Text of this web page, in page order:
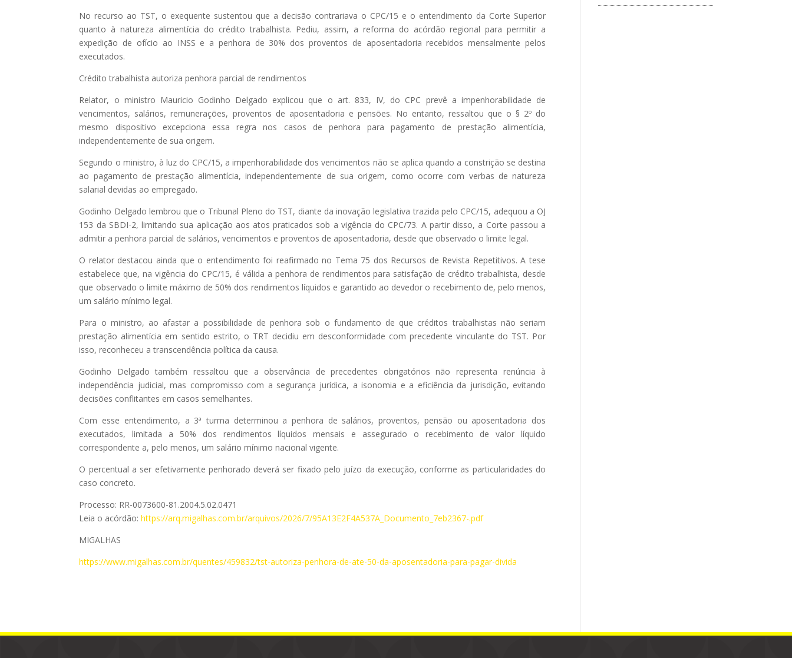
No recurso ao TST, o exequente sustentou que a decisão contrariava o CPC/15 e o entendimento da Corte Superior
quanto à natureza alimentícia do crédito trabalhista. Pediu, assim, a reforma do acórdão regional para permitir a
expedição de ofício ao INSS e a penhora de 30% dos proventos de aposentadoria recebidos mensalmente pelos
executados.
Crédito trabalhista autoriza penhora parcial de rendimentos
Relator, o ministro Mauricio Godinho Delgado explicou que o art. 833, IV, do CPC prevê a impenhorabilidade de
vencimentos, salários, remunerações, proventos de aposentadoria e pensões. No entanto, ressaltou que o § 2º do
mesmo dispositivo excepciona essa regra nos casos de penhora para pagamento de prestação alimentícia,
independentemente de sua origem.
Segundo o ministro, à luz do CPC/15, a impenhorabilidade dos vencimentos não se aplica quando a constrição se destina
ao pagamento de prestação alimentícia, independentemente de sua origem, como ocorre com verbas de natureza
salarial devidas ao empregado.
Godinho Delgado lembrou que o Tribunal Pleno do TST, diante da inovação legislativa trazida pelo CPC/15, adequou a OJ
153 da SBDI-2, limitando sua aplicação aos atos praticados sob a vigência do CPC/73. A partir disso, a Corte passou a
admitir a penhora parcial de salários, vencimentos e proventos de aposentadoria, desde que observado o limite legal.
O relator destacou ainda que o entendimento foi reafirmado no Tema 75 dos Recursos de Revista Repetitivos. A tese
estabelece que, na vigência do CPC/15, é válida a penhora de rendimentos para satisfação de crédito trabalhista, desde
que observado o limite máximo de 50% dos rendimentos líquidos e garantido ao devedor o recebimento de, pelo menos,
um salário mínimo legal.
Para o ministro, ao afastar a possibilidade de penhora sob o fundamento de que créditos trabalhistas não seriam
prestação alimentícia em sentido estrito, o TRT decidiu em desconformidade com precedente vinculante do TST. Por
isso, reconheceu a transcendência política da causa.
Godinho Delgado também ressaltou que a observância de precedentes obrigatórios não representa renúncia à
independência judicial, mas compromisso com a segurança jurídica, a isonomia e a eficiência da jurisdição, evitando
decisões conflitantes em casos semelhantes.
Com esse entendimento, a 3ª turma determinou a penhora de salários, proventos, pensão ou aposentadoria dos
executados, limitada a 50% dos rendimentos líquidos mensais e assegurado o recebimento de valor líquido
correspondente a, pelo menos, um salário mínimo nacional vigente.
O percentual a ser efetivamente penhorado deverá ser fixado pelo juízo da execução, conforme as particularidades do
caso concreto.
Processo: RR-0073600-81.2004.5.02.0471
Leia o acórdão:https://arq.migalhas.com.br/arquivos/2026/7/95A13E2F4A537A_Documento_7eb2367-.pdf
MIGALHAS
https://www.migalhas.com.br/quentes/459832/tst-autoriza-penhora-de-ate-50-da-aposentadoria-para-pagar-divida